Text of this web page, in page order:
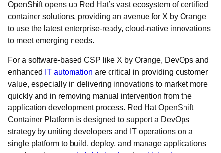
OpenShift opens up Red Hat’s vast ecosystem of certified
container solutions, providing an avenue for X by Orange
to use the latest enterprise-ready, cloud-native innovations
to meet emerging needs.
For a software-based CSP like X by Orange, DevOps and
enhanced IT automation are critical in providing customer
value, especially in delivering innovations to market more
quickly and in removing manual intervention from the
application development process. Red Hat OpenShift
Container Platform is designed to support a DevOps
strategy by uniting developers and IT operations on a
single platform to build, deploy, and manage applications